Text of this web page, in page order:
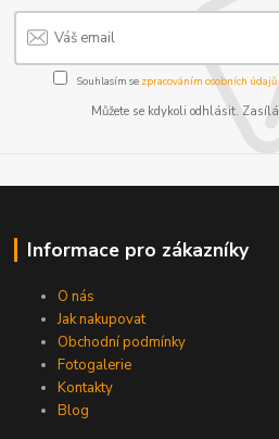
Souhlasím se zpracováním osobních údajů
Můžete se kdykoli odhlásit.
Informace pro zákazníky
O nás
Jak nakupovat
Obchodní podmínky
Fotogalerie
Kontakty
Blog